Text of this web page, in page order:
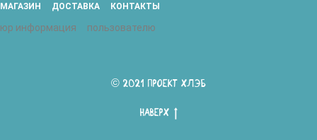
МАГАЗИН ДОСТАВКА КОНТАКТЫ
юр информация пользователю
© 2021 ПРОЕКТ ХЛЭБ
Наверх